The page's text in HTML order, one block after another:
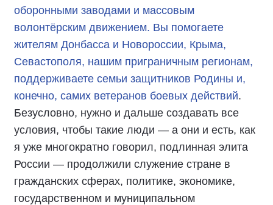
оборонными заводами и массовым
волонтёрским движением. Вы помогаете
жителям Донбасса и Новороссии, Крыма,
Севастополя, нашим приграничным регионам,
поддерживаете семьи защитников Родины и,
конечно, самих ветеранов боевых действий.
Безусловно, нужно и дальше создавать все
условия, чтобы такие люди — а они и есть, как
я уже многократно говорил, подлинная элита
России — продолжили служение стране в
гражданских сферах, политике, экономике,
государственном и муниципальном